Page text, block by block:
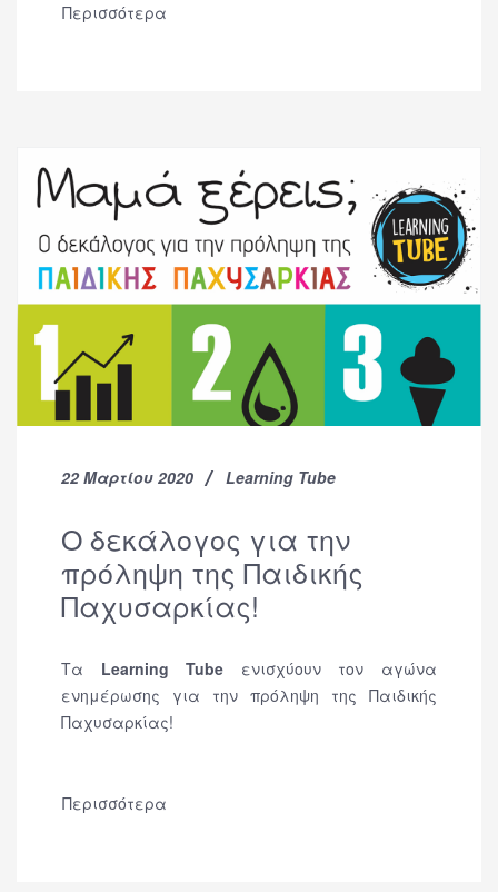
Περισσότερα
22 Μαρτίου 2020 Learning Tube
O δεκάλογος για την
πρόληψη της Παιδικής
Παχυσαρκίας!
Τα Learning Tube ενισχύουν τον αγώνα
ενημέρωσης για την πρόληψη της Παιδικής
Παχυσαρκίας!
Περισσότερα